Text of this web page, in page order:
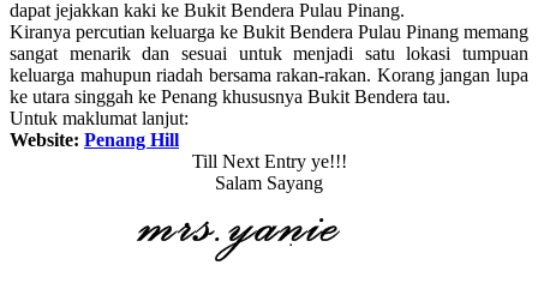
dapat jejakkan kaki ke Bukit Bendera Pulau Pinang.
Kiranya percutian keluarga ke Bukit Bendera Pulau Pinang memang
sangat menarik dan sesuai untuk menjadi satu lokasi tumpuan
keluarga mahupun riadah bersama rakan-rakan. Korang jangan lupa
ke utara singgah ke Penang khususnya Bukit Bendera tau.
Untuk maklumat lanjut:
Website: Penang Hill
Till Next Entry ye!!!
Salam Sayang